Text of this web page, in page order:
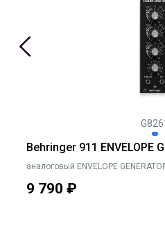
Behringer 911 ENVELOPE
аналоговый ENVELOPE
9 790 ₽